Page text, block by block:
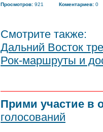
Просмотров: 921 Коментариев: 0
Смотрите также:
Дальний Восток
Рок-маршруты и
Прими участие в
голосований